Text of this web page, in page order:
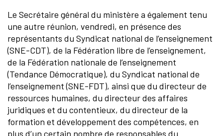
Le Secrétaire général du ministère a également tenu
une autre réunion, vendredi, en présence des
représentants du Syndicat national de l’enseignement
(SNE-CDT), de la Fédération libre de l’enseignement,
de la Fédération nationale de l’enseignement
(Tendance Démocratique), du Syndicat national de
l’enseignement (SNE-FDT), ainsi que du directeur de
ressources humaines, du directeur des affaires
juridiques et du contentieux, du directeur de la
formation et développement des compétences, en
plus d’un certain nombre de responsables du